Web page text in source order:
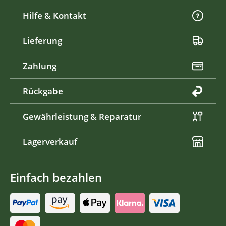
Hilfe & Kontakt
Lieferung
Zahlung
Rückgabe
Gewährleistung & Reparatur
Lagerverkauf
Einfach bezahlen